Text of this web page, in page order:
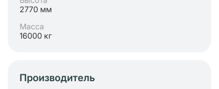
2770 мм
Масса
16000 кг
Производитель